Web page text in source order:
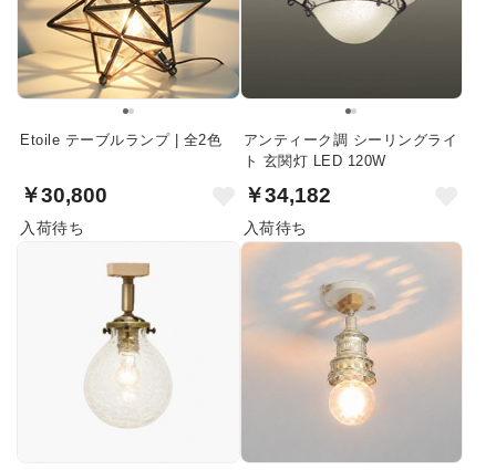
Etoile テーブルランプ | 全2色
￥30,800
入荷待ち
アンティーク調 シーリングライ
ト 玄関灯 LED 120W
￥34,182
入荷待ち